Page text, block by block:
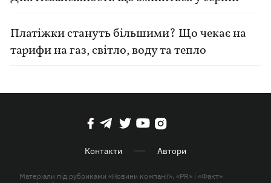
Платіжки стануть більшими? Що чекає на
тарифи на газ, світло, воду та тепло
Контакти Автори
Матеріали під рубриками «Новини компанії», «PR» і «Факт»